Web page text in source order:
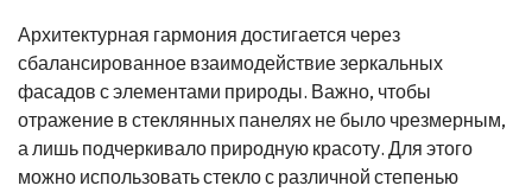
Архитектурная гармония достигается через
сбалансированное взаимодействие зеркальных
фасадов с элементами природы. Важно, чтобы
отражение в стеклянных панелях не было чрезмерным,
а лишь подчеркивало природную красоту. Для этого
можно использовать стекло с различной степенью